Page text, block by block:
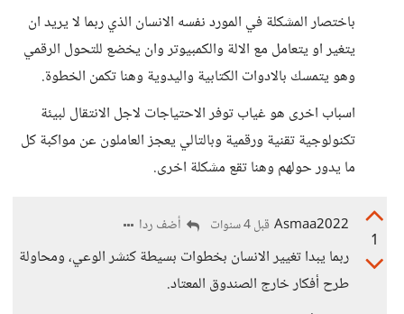
باختصار المشكلة في المورد نفسه الانسان الذي ربما لا يريد ان
يتغير او يتعامل مع الالة والكمبيوتر وان يخضع للتحول الرقمي
وهو يتمسك بالادوات الكتابية واليدوية وهنا تكمن الخطوة.
اسباب اخرى هو غياب توفر الاحتياجات لاجل الانتقال لبيئة
تكنولوجية تقنية ورقمية وبالتالي يعجز العاملون عن مواكبة كل
ما يدور حولهم وهنا تقع مشكلة اخرى.
1
Asmaa2022 قبل 4 سنوات أضف ردا
ربما يبدا تغيير الانسان بخطوات بسيطة كنشر الوعي، ومحاولة
طرح أفكار خارج الصندوق المعتاد.